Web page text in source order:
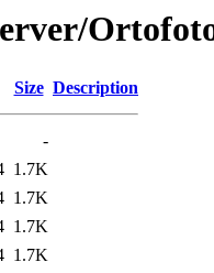
Size Description
-
1.7K
1.7K
1.7K
1.7K